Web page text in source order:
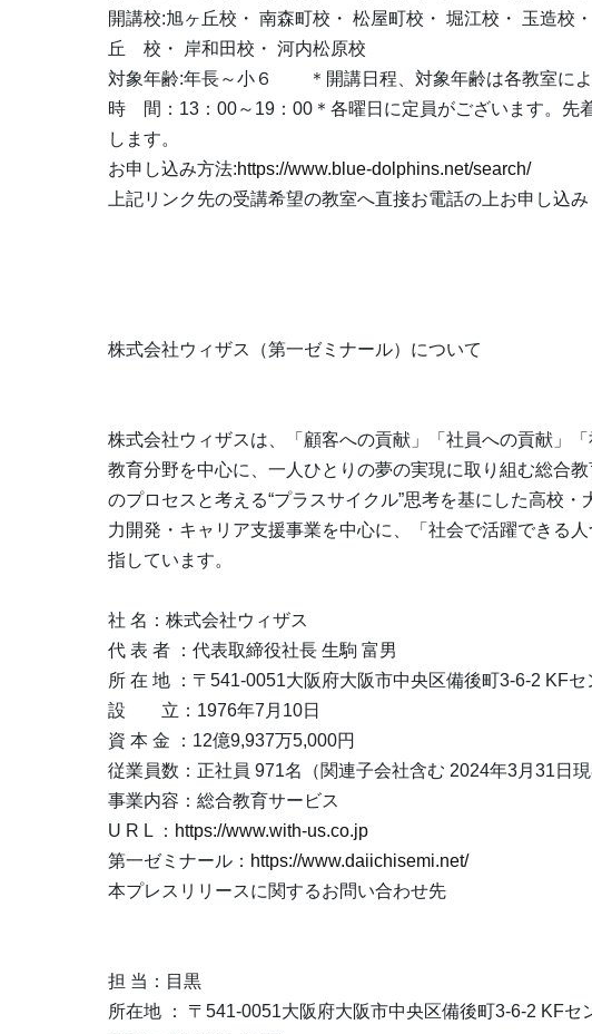
開講校:旭ヶ丘校・ 南森町校・ 松屋町校・ 堀江校・ 玉造校
丘 校・ 岸和田校・ 河内松原校
対象年齢:年長～小６ ＊開講日程、対象年齢は各教室によ
時 間：13：00～19：00＊各曜日に定員がございます。先
します。
お申し込み方法:https://www.blue-dolphins.net/search/
上記リンク先の受講希望の教室へ直接お電話の上お申し込み
株式会社ウィザス（第一ゼミナール）について
株式会社ウィザスは、「顧客への貢献」「社員への貢献」
教育分野を中心に、一人ひとりの夢の実現に取り組む総合
のプロセスと考える“プラスサイクル”思考を基にした高校
力開発・キャリア支援事業を中心に、「社会で活躍できる
指しています。
社 名：株式会社ウィザス
代 表 者 ：代表取締役社長 生駒 富男
所 在 地 ：〒541-0051大阪府大阪市中央区備後町3-6-2 KFセ
設 立：1976年7月10日
資 本 金 ：12億9,937万5,000円
従業員数：正社員 971名（関連子会社含む 2024年3月31日現
事業内容：総合教育サービス
U R L ： https://www.with-us.co.jp
第一ゼミナール： https://www.daiichisemi.net/
本プレスリリースに関するお問い合わせ先
担 当：目黒
所在地 ： 〒541-0051大阪府大阪市中央区備後町3-6-2 KFセ